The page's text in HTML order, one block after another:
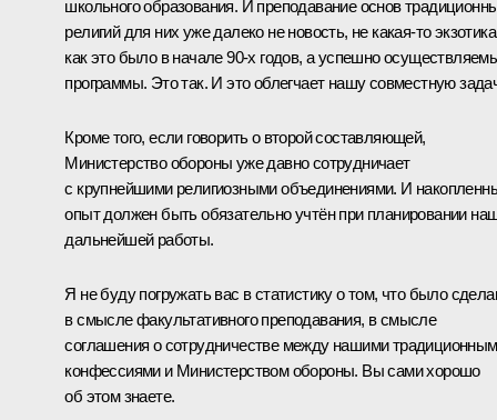
школьного образования. И преподавание основ
религий для них уже далеко не новость, не какая‑то
как это было в начале 90-х годов, а успешно
программы. Это так. И это облегчает нашу совместную
Кроме того, если говорить о второй составляющей,
Министерство обороны уже давно сотрудничает
с крупнейшими религиозными объединениями. И
опыт должен быть обязательно учтён при планировании
дальнейшей работы.
Я не буду погружать вас в статистику о том, что было
в смысле факультативного преподавания, в смысле
соглашения о сотрудничестве между нашими
конфессиями и Министерством обороны. Вы сами хорошо
об этом знаете.